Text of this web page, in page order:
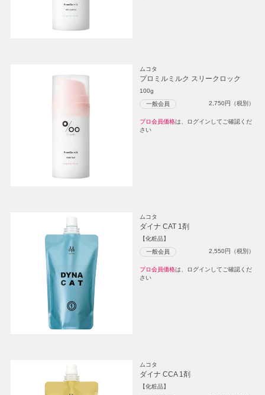
ムコタ
プロミルミルク スリークロック
100g
一般会員 2,750円（税別）
プロ会員価格は、ログインしてご確認くだ
さい
ムコタ
ダイナ CAT 1剤
【化粧品】
一般会員 2,550円（税別）
プロ会員価格は、ログインしてご確認くだ
さい
ムコタ
ダイナ CCA 1剤
【化粧品】